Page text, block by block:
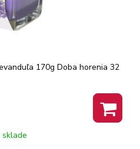
170g Doba horenia 32
sklade